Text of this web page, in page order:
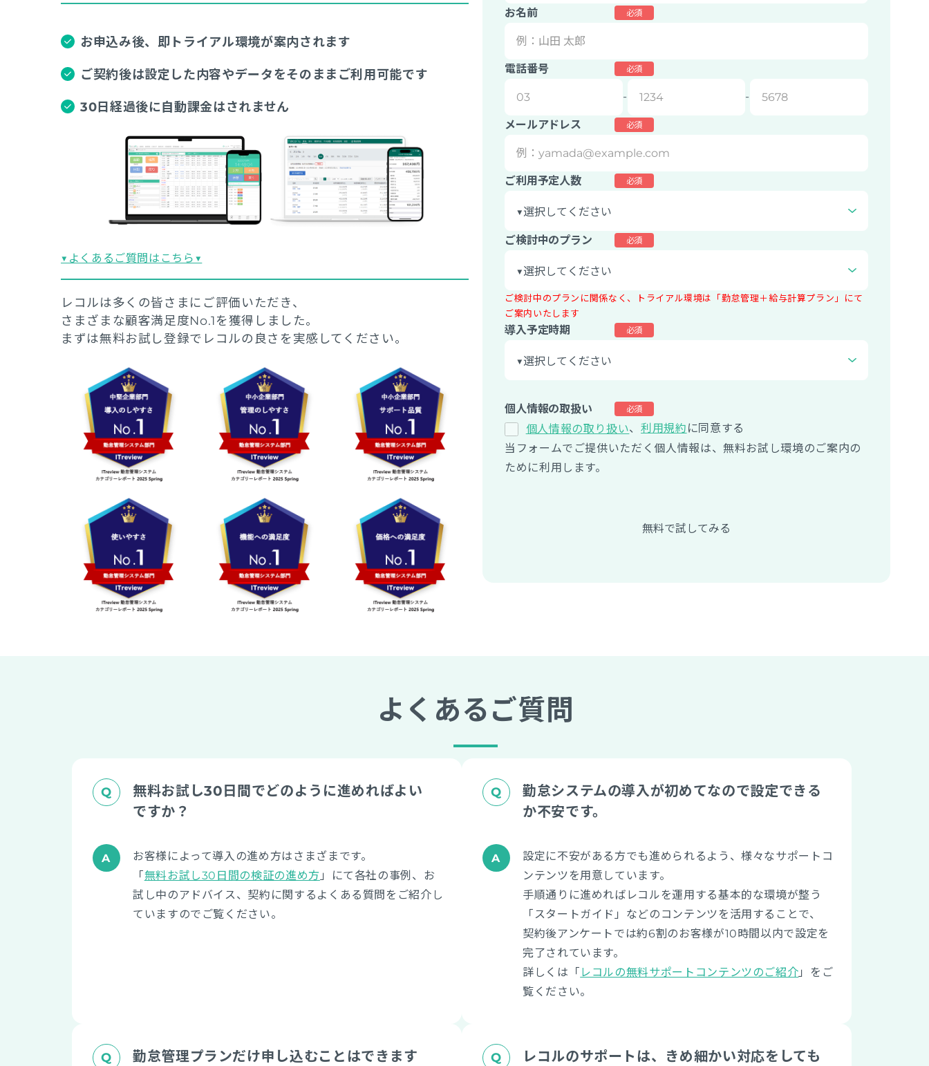
お申込み後、即トライアル環境が案内されます
ご契約後は設定した内容やデータをそのままご利用可能です
30日経過後に自動課金はされません
▼よくあるご質問はこちら▼
レコルは多くの皆さまにご評価いただき、
さまざまな顧客満足度No.1を獲得しました。
まずは無料お試し登録でレコルの良さを実感してください。
お名前 必須
電話番号 必須
- -
メールアドレス 必須
ご利用予定人数 必須
ご検討中のプラン 必須
ご検討中のプランに関係なく、トライアル環境は「勤怠管理＋給与計算プラン」にて
ご案内いたします
導入予定時期 必須
個人情報の取扱い 必須
個人情報の取り扱い、利用規約 に同意する
当フォームでご提供いただく個人情報は、無料お試し環境のご案内の
ために利用します。
よくあるご質問
無料お試し30日間でどのように進めればよい
ですか？
お客様によって導入の進め方はさまざまです。
「 無料お試し30日間の検証の進め方 」にて各社の事例、お
試し中のアドバイス、契約に関するよくある質問をご紹介し
ていますのでご覧ください。
勤怠システムの導入が初めてなので設定できる
か不安です。
設定に不安がある方でも進められるよう、様々なサポートコ
ンテンツを用意しています。
手順通りに進めればレコルを運用する基本的な環境が整う
「スタートガイド」などのコンテンツを活用することで、
契約後アンケートでは約6割のお客様が10時間以内で設定を
完了されています。
詳しくは「 レコルの無料サポートコンテンツのご紹介 」をご
覧ください。
勤怠管理プランだけ申し込むことはできます
レコルのサポートは、きめ細かい対応をしても